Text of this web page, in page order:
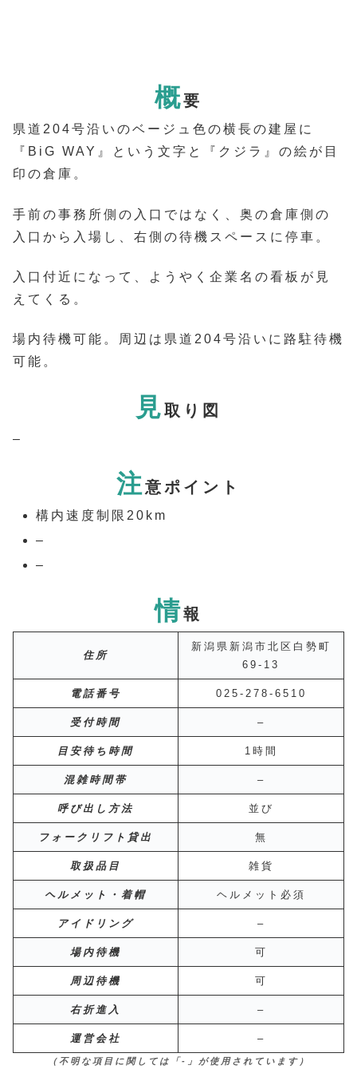
概要
県道204号沿いのベージュ色の横長の建屋に
『BiG WAY』という文字と『クジラ』の絵が目
印の倉庫。
手前の事務所側の入口ではなく、奥の倉庫側の
入口から入場し、右側の待機スペースに停車。
入口付近になって、ようやく企業名の看板が見
えてくる。
場内待機可能。周辺は県道204号沿いに路駐待機
可能。
見取り図
–
注 意ポイント
構内速度制限20km
–
–
情報
住所
新潟県新潟市北区白勢町
69-13
電話番号 025-278-6510
受付時間 –
目安待ち時間 1時間
混雑時間帯 –
呼び出し方法 並び
フォークリフト貸出 無
取扱品目 雑貨
ヘルメット・着帽 ヘルメット必須
アイドリング –
場内待機 可
周辺待機 可
右折進入 –
運営会社 –
（不明な項目に関しては「-」が使用されています）